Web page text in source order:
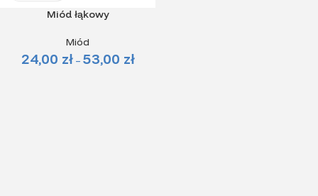
Miód łąkowy
Miód
24,00 zł – 53,00 zł